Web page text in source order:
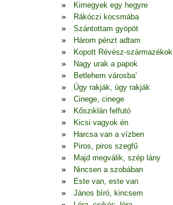
Kimegyek egy hegyre
Rákóczi kocsmába
Szántottam gyöpöt
Három pénzt adtam
Kopott Révész-származékok
Nagy urak a papok
Betlehem városba'
Úgy rakják, úgy rakják
Cinege, cinege
Kősziklán felfutó
Kicsi vagyok én
Harcsa van a vízben
Piros, piros szegfű
Majd megválik, szép lány
Nincsen a szobában
Este van, este van
János bíró, kincsem